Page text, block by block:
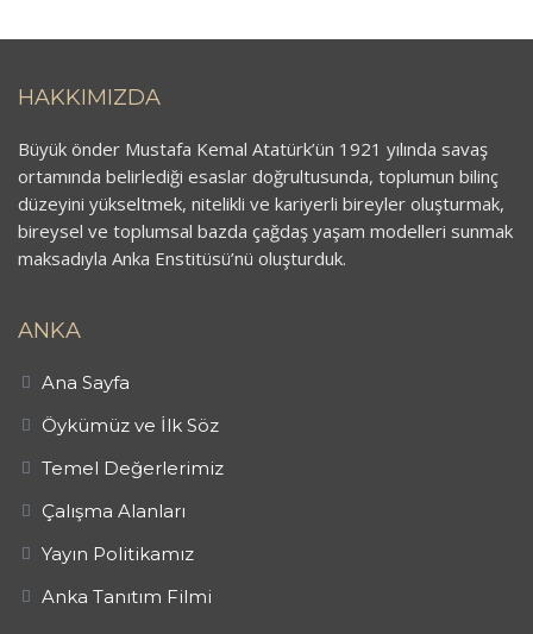
HAKKIMIZDA
Büyük önder Mustafa Kemal Atatürk’ün 1921 yılında savaş
ortamında belirlediği esaslar doğrultusunda, toplumun bilinç
düzeyini yükseltmek, nitelikli ve kariyerli bireyler oluşturmak,
bireysel ve toplumsal bazda çağdaş yaşam modelleri sunmak
maksadıyla Anka Enstitüsü’nü oluşturduk.
ANKA
Ana Sayfa
Öykümüz ve İlk Söz
Temel Değerlerimiz
Çalışma Alanları
Yayın Politikamız
Anka Tanıtım Filmi